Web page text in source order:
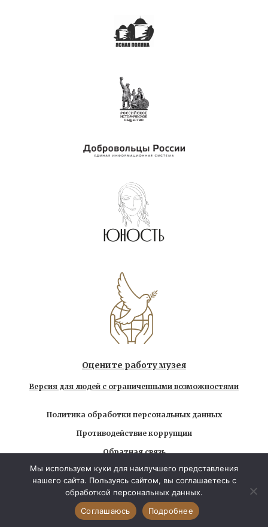
Оцените работу музея
Версия для людей с ограниченными возможностями
Политика обработки персональных данных
Противодействие коррупции
Обратная связь
Использование любых находящихся на сайте
материалов без официального разрешения запрещено
© 2026 Государственный музей-заповедник Л.Н.
Толстого. Все права защищены
Мы используем куки для наилучшего представления
нашего сайта. Пользуясь сайтом, вы соглашаетесь с
обработкой персональных данных.
Соглашаюсь
Подробнее